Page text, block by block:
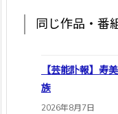
同じ作品・番
【芸能訃報】寿
族
2026年8月7日